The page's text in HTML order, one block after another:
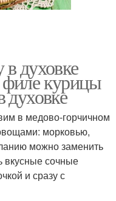
в духовке
курицы
духовке
в медово-горчичном
морковью,
можно заменить
вкусные сочные
и сразу с